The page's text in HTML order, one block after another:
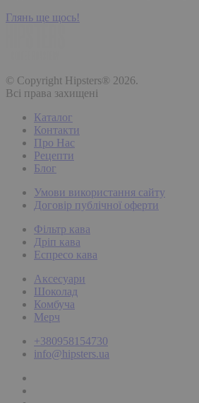
Глянь ще щось!
© Copyright Hipsters® 2026.
Всі права захищені
Каталог
Контакти
Про Нас
Рецепти
Блог
Умови використання сайту
Договір публічної оферти
Фільтр кава
Дріп кава
Еспресо кава
Аксесуари
Шоколад
Комбуча
Мерч
+380958154730
info@hipsters.ua